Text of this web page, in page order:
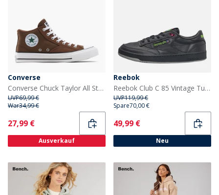
Converse
Converse Chuck Taylor All Star Malden Street Mid Sneaker Grounded/Weiß/Schwarz
UVP69,99 €
War34,99 €
Current
27,99 €
Ausverkauf
Reebok
Reebok Club C 85 Vintage Turnschuhe Grau/Grau/Grau
UVP119,99 €
Spare70,00 €
Current
49,99 €
Neu